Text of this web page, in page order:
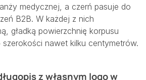
medycznej, a czerń pasuje do
B2B. W każdej z nich
gładką powierzchnię korpusu
nawet kilku centymetrów.
z własnym logo w